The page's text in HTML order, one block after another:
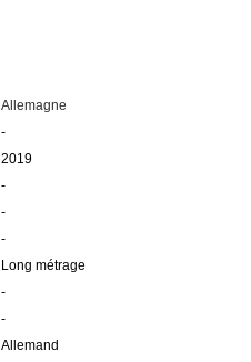
Allemagne
-
2019
-
-
-
Long métrage
-
-
Allemand